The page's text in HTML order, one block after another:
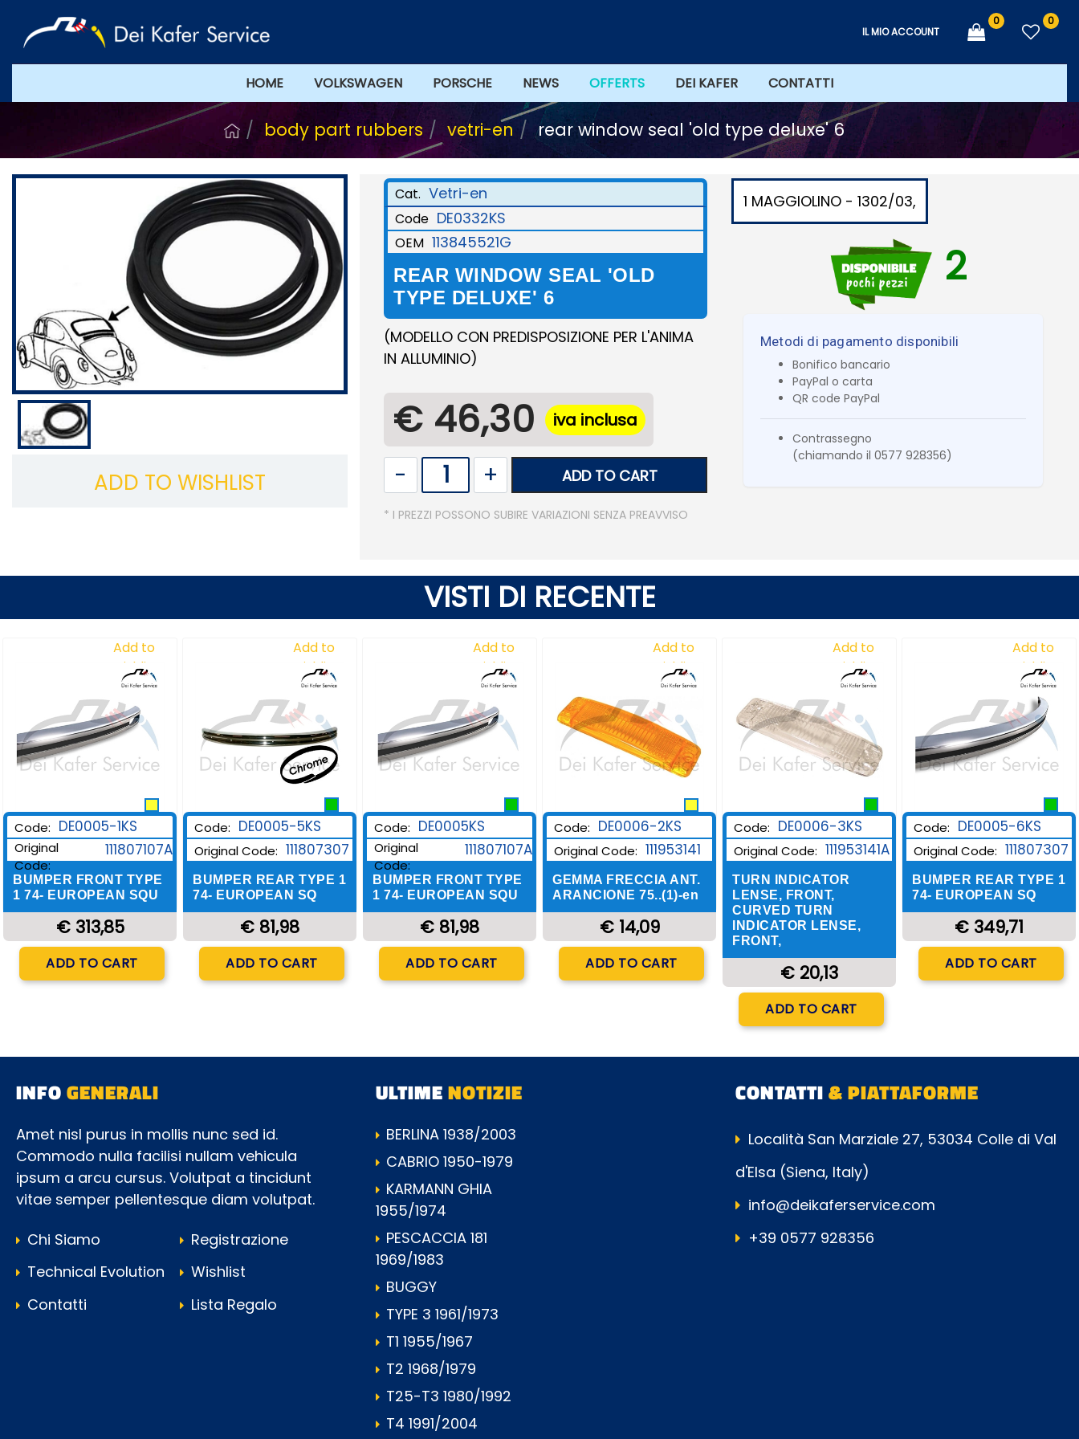
IL MIO ACCOUNT
0 0
HOME VOLKSWAGEN PORSCHE NEWS OFFERTS DEI KAFER CONTATTI
body part rubbers vetri-en rear window seal 'old type deluxe' 6
ADD TO WISHLIST
Cat. Vetri-en
Code DE0332KS
OEM 113845521G
REAR WINDOW SEAL 'OLD
TYPE DELUXE' 6
(MODELLO CON PREDISPOSIZIONE PER L'ANIMA
IN ALLUMINIO)
€ 46,30 iva inclusa
ADD TO CART
* I PREZZI POSSONO SUBIRE VARIAZIONI SENZA PREAVVISO
1 MAGGIOLINO - 1302/03,
2
Metodi di pagamento disponibili
Bonifico bancario
PayPal o carta
QR code PayPal
Contrassegno
(chiamando il 0577 928356)
VISTI DI RECENTE
Add to
Wishlist
Code: DE0005-1KS
Original
Code:
111807107A
BUMPER FRONT TYPE
1 74- EUROPEAN SQU
€ 313,85
Quantity
ADD TO CART
Add to
Wishlist
Code: DE0005-5KS
Original Code: 111807307
BUMPER REAR TYPE 1
74- EUROPEAN SQ
€ 81,98
Quantity
ADD TO CART
Add to
Wishlist
Code: DE0005KS
Original
Code:
111807107A
BUMPER FRONT TYPE
1 74- EUROPEAN SQU
€ 81,98
Quantity
ADD TO CART
Add to
Wishlist
Code: DE0006-2KS
Original Code: 111953141
GEMMA FRECCIA ANT.
ARANCIONE 75..(1)-en
€ 14,09
Quantity
ADD TO CART
Add to
Wishlist
Code: DE0006-3KS
Original Code: 111953141A
TURN INDICATOR
LENSE, FRONT,
CURVED TURN
INDICATOR LENSE,
FRONT,
€ 20,13
Quantity
ADD TO CART
Add to
Wishlist
Code: DE0005-6KS
Original Code: 111807307
BUMPER REAR TYPE 1
74- EUROPEAN SQ
€ 349,71
Quantity
ADD TO CART
INFOGENERALI
Amet nisl purus in mollis nunc sed id.
Commodo nulla facilisi nullam vehicula
ipsum a arcu cursus. Volutpat a tincidunt
vitae semper pellentesque diam volutpat.
Chi Siamo
Technical Evolution
Contatti
Registrazione
Wishlist
Lista Regalo
ULTIMENOTIZIE
BERLINA 1938/2003
CABRIO 1950-1979
KARMANN GHIA
1955/1974
PESCACCIA 181
1969/1983
BUGGY
TYPE 3 1961/1973
T1 1955/1967
T2 1968/1979
T25-T3 1980/1992
T4 1991/2004
CONTATTI& PIATTAFORME
Località San Marziale 27, 53034 Colle di Val
d'Elsa (Siena, Italy)
info@deikaferservice.com
+39 0577 928356